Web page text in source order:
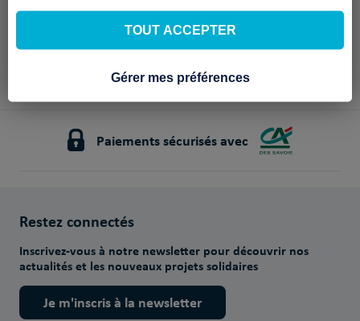
Paiements sécurisés avec
Restez connectés
Inscrivez-vous à notre newsletter pour découvrir nos
actualités et les nouveaux projets solidaires
Je m'inscris à la newsletter
TOUT ACCEPTER
Gérer mes préférences